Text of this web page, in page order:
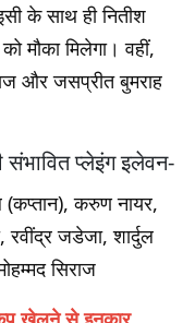
के साथ ही नितीश
मौका मिलेगा। वहीं,
और जसप्रीत बुमराह
प्लेइंग इलेवन-
करुण नायर,
जडेजा, शार्दुल
सिराज